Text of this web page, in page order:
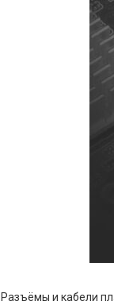
Разъёмы и кабели